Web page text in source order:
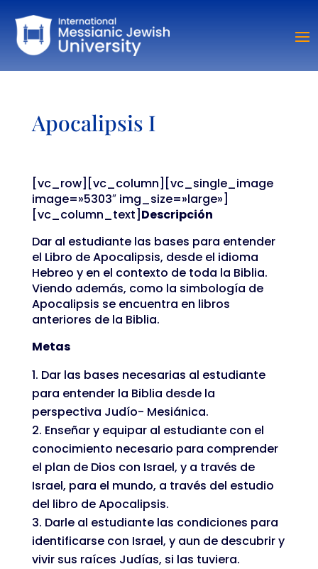
Apocalipsis I
[vc_row][vc_column][vc_single_image
image=»5303″ img_size=»large»]
[vc_column_text] Descripción
Dar al estudiante las bases para entender
el Libro de Apocalipsis, desde el idioma
Hebreo y en el contexto de toda la Biblia.
Viendo además, como la simbología de
Apocalipsis se encuentra en libros
anteriores de la Biblia.
Metas
Dar las bases necesarias al estudiante
para entender la Biblia desde la
perspectiva Judío- Mesiánica.
Enseñar y equipar al estudiante con el
conocimiento necesario para comprender
el plan de Dios con Israel, y a través de
Israel, para el mundo, a través del estudio
del libro de Apocalipsis.
Darle al estudiante las condiciones para
identificarse con Israel, y aun de descubrir y
vivir sus raíces Judías, si las tuviera.